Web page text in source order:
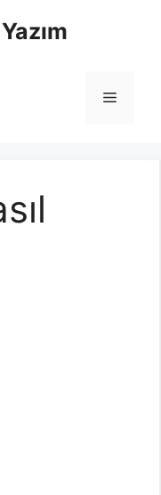
Menü